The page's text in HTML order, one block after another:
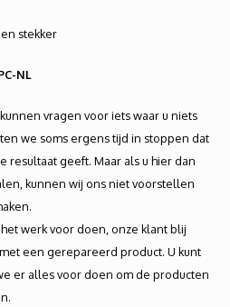
stekker
NL
vragen voor iets waar u niets
we soms ergens tijd in stoppen dat
resultaat geeft. Maar als u hier dan
kunnen wij ons niet voorstellen
werk voor doen, onze klant blij
een gerepareerd product. U kunt
er alles voor doen om de producten